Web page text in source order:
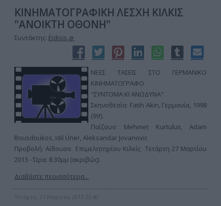
ΚΙΝΗΜΑΤΟΓΡΑΦΙΚΗ ΛΕΣΧΗ ΚΙΛΚΙΣ
"ΑΝΟΙΚΤΗ ΟΘΟΝΗ"
Συντάκτης: Eidisis.gr
ΝΕΕΣ ΤΑΣΕΙΣ ΣΤΟ ΓΕΡΜΑΝΙΚΟ
ΚΙΝΗΜΑΤΟΓΡΑΦΟ
"ΣΥΝΤΟΜΑ ΚΙ ΑΝΩΔΥΝΑ"
Σκηνοθεσία: Fatih Akin, Γερμανία, 1998
(99‘).
Παίζουν: Mehmet Kurtulus, Adam
Bousdoukos, Idil Üner, Aleksandar Jovanovic
Προβολή: Αίθουσα Επιμελητηρίου Κιλκίς Τετάρτη 27 Μαρτίου
2013 - Ώρα: 8.30μμ (ακριβώς)
Διαβάστε περισσότερα...
Τετάρτη, 27 Μαρτίου 2013 23:40